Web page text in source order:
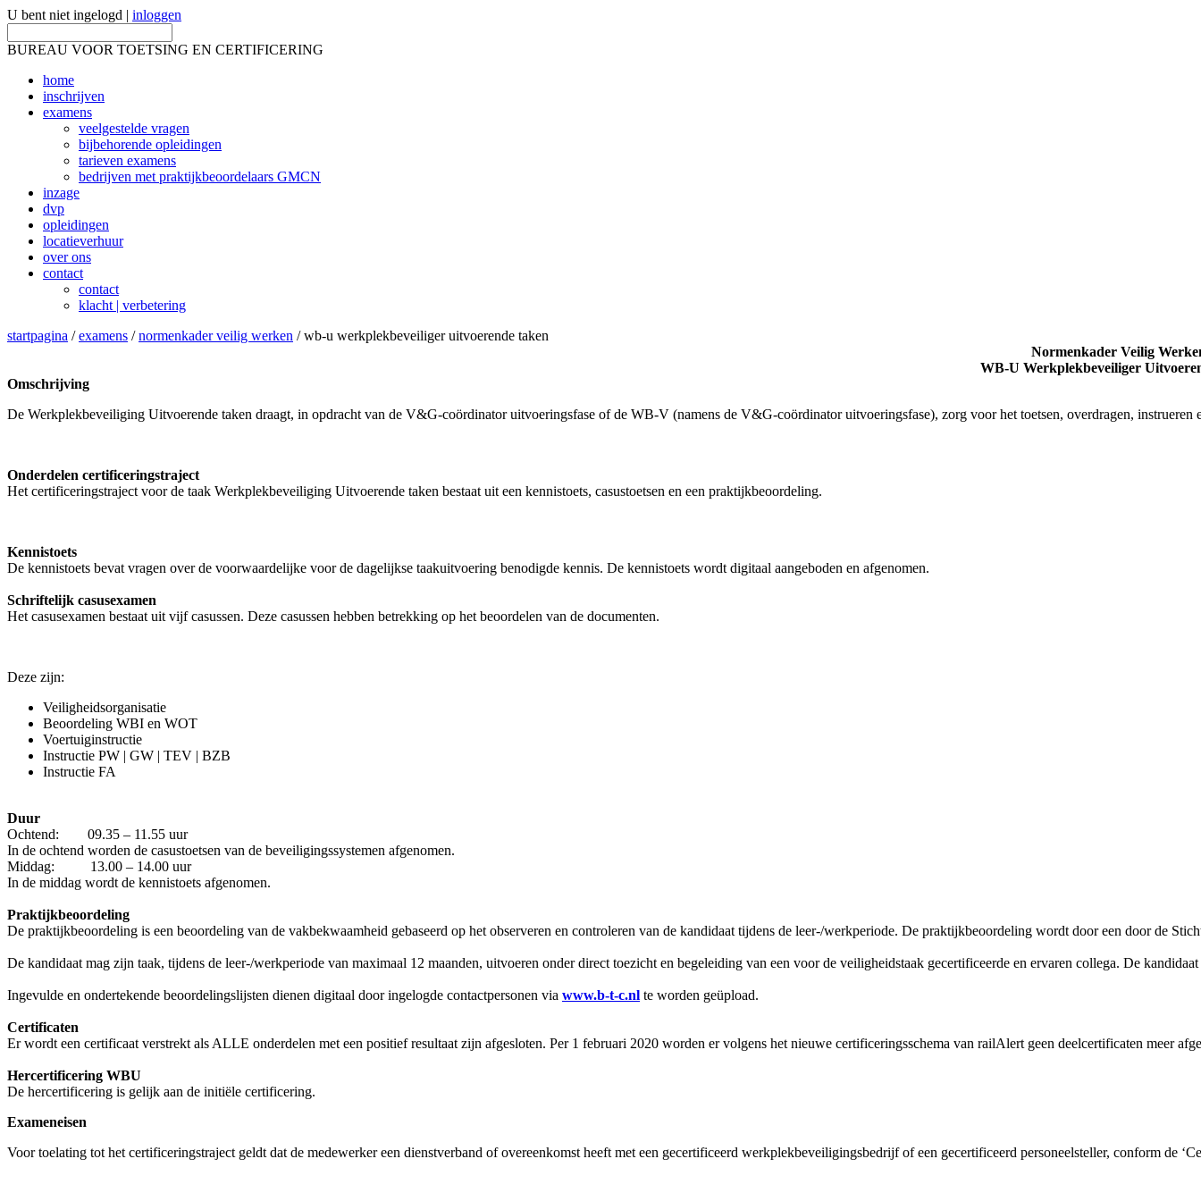
U bent niet ingelogd | inloggen
BUREAU VOOR TOETSING EN CERTIFICERING
home
inschrijven
examens
veelgestelde vragen
bijbehorende opleidingen
tarieven examens
bedrijven met praktijkbeoordelaars GMCN
inzage
dvp
opleidingen
locatieverhuur
over ons
contact
contact
klacht | verbetering
startpagina /examens /normenkader veilig werken / wb-u werkplekbeveiliger uitvoerende taken
Normenkader Veilig
WB-U Werkplekbeveiliger
Omschrijving
De Werkplekbeveiliging Uitvoerende taken draagt, in opdracht van de V&G-coördinator uitvoeringsfase of de WB-V (namens de V&G-coördinator uitvoeringsfase), zorg voor het toetsen, overdragen,
Onderdelen certificeringstraject
Het certificeringstraject voor de taak Werkplekbeveiliging Uitvoerende taken bestaat uit een kennistoets, casustoetsen en een praktijkbeoordeling.
Kennistoets
De kennistoets bevat vragen over de voorwaardelijke voor de dagelijkse taakuitvoering benodigde kennis. De kennistoets wordt digitaal aangeboden en afgenomen.
Schriftelijk casusexamen
Het casusexamen bestaat uit vijf casussen. Deze casussen hebben betrekking op het beoordelen van de documenten.
Deze zijn:
Veiligheidsorganisatie
Beoordeling WBI en WOT
Voertuiginstructie
Instructie PW | GW | TEV | BZB
Instructie FA
Duur
Ochtend: 09.35 – 11.55 uur
In de ochtend worden de casustoetsen van de beveiligingssystemen afgenomen.
Middag: 13.00 – 14.00 uur
In de middag wordt de kennistoets afgenomen.
Praktijkbeoordeling
De praktijkbeoordeling is een beoordeling van de vakbekwaamheid gebaseerd op het observeren en controleren van de kandidaat tijdens de leer-/werkperiode. De praktijkbeoordeling wordt door een door de
De kandidaat mag zijn taak, tijdens de leer-/werkperiode van maximaal 12 maanden, uitvoeren onder direct toezicht en begeleiding van een voor de veiligheidstaak gecertificeerde en ervaren collega. De
Ingevulde en ondertekende beoordelingslijsten dienen digitaal door ingelogde contactpersonen via www.b-t-c.nl te worden geüpload.
Certificaten
Er wordt een certificaat verstrekt als ALLE onderdelen met een positief resultaat zijn afgesloten. Per 1 februari 2020 worden er volgens het nieuwe certificeringsschema van railAlert geen deelcertificaten meer
Hercertificering WBU
De hercertificering is gelijk aan de initiële certificering.
Exameneisen
Voor toelating tot het certificeringstraject geldt dat de medewerker een dienstverband of overeenkomst heeft met een gecertificeerd werkplekbeveiligingsbedrijf of een gecertificeerd personeelsteller, conform de